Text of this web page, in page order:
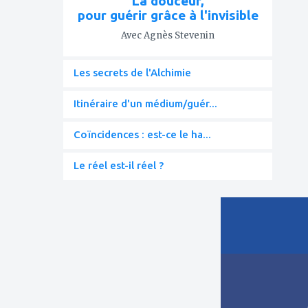
pour guérir grâce à l'invisible
Avec Agnès Stevenin
Les secrets de l'Alchimie
Itinéraire d'un médium/guér...
Coïncidences : est-ce le ha...
Le réel est-il réel ?